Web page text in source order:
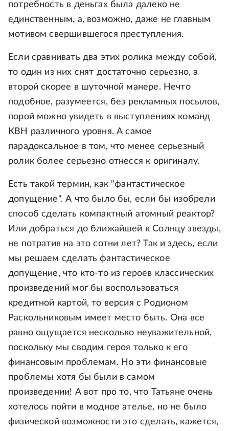
потребность в деньгах была далеко не
единственным, а, возможно, даже не главным
мотивом свершившегося преступления.
Если сравнивать два этих ролика между собой,
то один из них снят достаточно серьезно, а
второй скорее в шуточной манере. Нечто
подобное, разумеется, без рекламных посылов,
порой можно увидеть в выступлениях команд
КВН различного уровня. А самое
парадоксальное в том, что менее серьезный
ролик более серьезно отнесся к оригиналу.
Есть такой термин, как "фантастическое
допущение". А что было бы, если бы изобрели
способ сделать компактный атомный реактор?
Или добраться до ближайшей к Солнцу звезды,
не потратив на это сотни лет? Так и здесь, если
мы решаем сделать фантастическое
допущение, что кто-то из героев классических
произведений мог бы воспользоваться
кредитной картой, то версия с Родионом
Раскольниковым имеет место быть. Она все
равно ощущается несколько неуважительной,
поскольку мы сводим героя только к его
финансовым проблемам. Но эти финансовые
проблемы хотя бы были в самом
произведении! А вот про то, что Татьяне очень
хотелось пойти в модное ателье, но не было
физической возможности это сделать, кажется,